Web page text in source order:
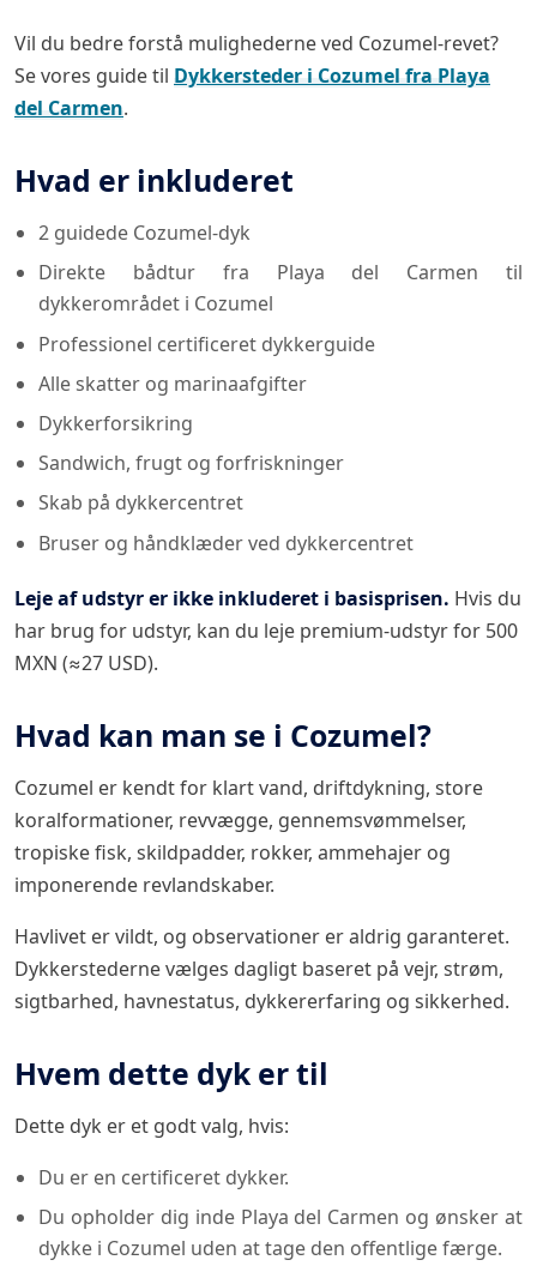
Vil du bedre forstå mulighederne ved Cozumel-revet?
Se vores guide til Dykkersteder i Cozumel fra Playa
del Carmen.
Hvad er inkluderet
2 guidede Cozumel-dyk
Direkte bådtur fra Playa del Carmen til
dykkerområdet i Cozumel
Professionel certificeret dykkerguide
Alle skatter og marinaafgifter
Dykkerforsikring
Sandwich, frugt og forfriskninger
Skab på dykkercentret
Bruser og håndklæder ved dykkercentret
Leje af udstyr er ikke inkluderet i basisprisen. Hvis du
har brug for udstyr, kan du leje premium-udstyr for 500
MXN (≈27 USD).
Hvad kan man se i Cozumel?
Cozumel er kendt for klart vand, driftdykning, store
koralformationer, revvægge, gennemsvømmelser,
tropiske fisk, skildpadder, rokker, ammehajer og
imponerende revlandskaber.
Havlivet er vildt, og observationer er aldrig garanteret.
Dykkerstederne vælges dagligt baseret på vejr, strøm,
sigtbarhed, havnestatus, dykkererfaring og sikkerhed.
Hvem dette dyk er til
Dette dyk er et godt valg, hvis:
Du er en certificeret dykker.
Du opholder dig inde Playa del Carmen og ønsker at
dykke i Cozumel uden at tage den offentlige færge.